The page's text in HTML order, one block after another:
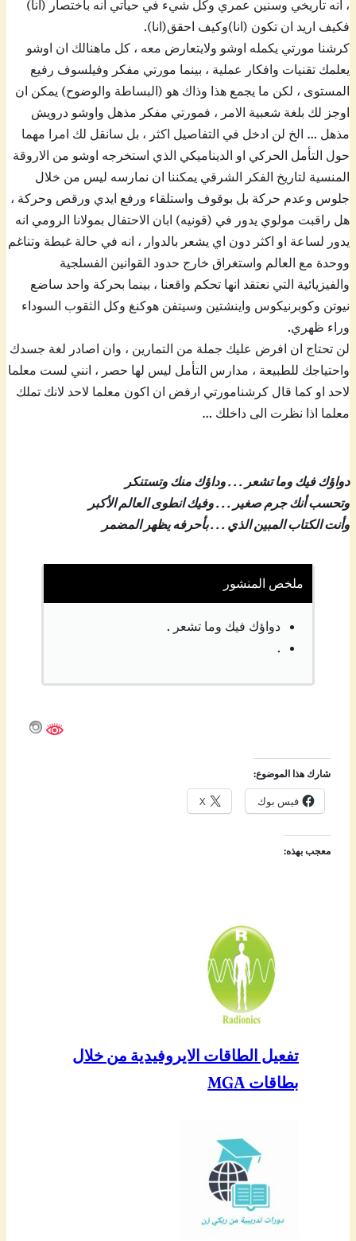
، انه تاريخي وسنين عمري وكل شيء في حياتي انه باختصار (انا)
فكيف اريد ان تكون (انا)وكيف احقق(انا).
كرشنا مورتي يكمله اوشو ولايتعارض معه ، كل ماهنالك ان اوشو
يعلمك تقنيات وافكار عملية ، بينما مورتي مفكر وفيلسوف رفيع
المستوى ، لكن ما يجمع هذا وذاك هو (البساطة والوضوح) يمكن ان
اوجز لك بلغة شعبية الامر ، فمورتي مفكر مذهل واوشو درويش
مذهل … الخ لن ادخل في التفاصيل اكثر ، بل سانقل لك امرا مهما
حول التأمل الحركي او الديناميكي الذي استخرجه اوشو من الاروقة
المنسية لتاريخ الفكر الشرقي يمكننا ان نمارسه ليس من خلال
جلوس وعدم حركة بل بوقوف واستلقاء ورفع ايدي ورقص وحركة ،
هل راقبت مولوي يدور في (قونيه) ابان الاحتفال بمولانا الرومي انه
يدور لساعة او اكثر دون اي يشعر بالدوار ، انه في حالة غبطة وتناغم
ووحدة مع العالم واستغراق خارج حدود القوانين الفسلجية
والفيزيائية التي نعتقد انها تحكم واقعنا ، بينما بحركة واحد ساضع
نيوتن وكوبرنيكوس واينشتين وسيتفن هوكنغ وكل الثقوب السوداء
وراء ظهري.
لن تحتاج ان افرض عليك جملة من التمارين ، وان اصادر لغة جسدك
واحتياجك للطبيعة ، مدارس التأمل ليس لها حصر ، انني لست معلما
لاحد او كما قال كرشنامورتي ارفض ان اكون معلما لاحد لانك تملك
معلما اذا نظرت الى داخلك …
دواؤك فيك وما تشعر . . . وداؤك منك وتستنكر
وتحسب أنك جرم صغير . . . وفيك انطوى العالم الأكبر
وأنت الكتاب المبين الذي . . . بأحرفه يظهر المضمر
ملخص المنشور
دواؤك فيك وما تشعر .
.
شارك هذا الموضوع:
فيس بوك X
معجب بهذه:
تفعيل الطاقات الايروفيدية من خلال
بطاقات MGA